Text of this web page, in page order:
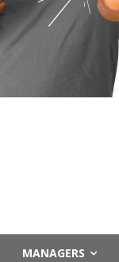
MANAGERS